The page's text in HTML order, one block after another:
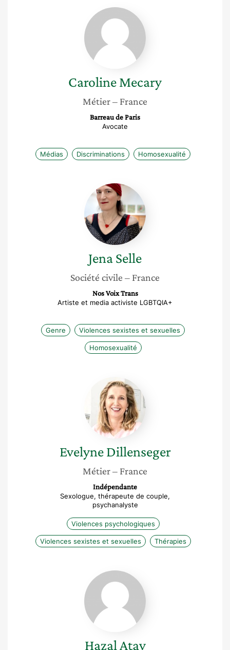
Caroline
Mecary
CarolineMecary
Métier– France
Barreau de Paris
Avocate
Médias Discriminations Homosexualité
Jena
Selle
JenaSelle
Société civile – France
Nos Voix Trans
Artiste et media activiste LGBTQIA+
Genre Violences sexistes et sexuelles
Homosexualité
Evelyne
Dillenseger
Evelyne Dillenseger
Métier– France
Indépendante
Sexologue, thérapeute de couple,
psychanalyste
Violences psychologiques
Violences sexistes et sexuelles Thérapies
Hazal
Atay
HazalAtay